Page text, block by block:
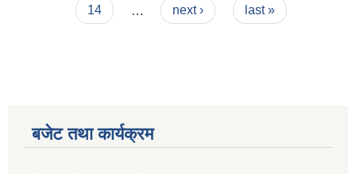
14
next › last »
बजेट तथा कार्यक्रम